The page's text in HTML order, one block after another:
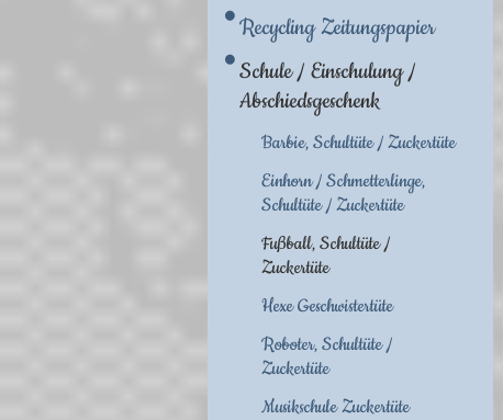
Recycling Zeitungspapier
Schule / Einschulung /
Abschiedsgeschenk
Barbie, Schultüte / Zuckertüte
Einhorn / Schmetterlinge,
Schultüte / Zuckertüte
Fußball, Schultüte /
Zuckertüte
Hexe Geschwistertüte
Roboter, Schultüte /
Zuckertüte
Musikschule Zuckertüte